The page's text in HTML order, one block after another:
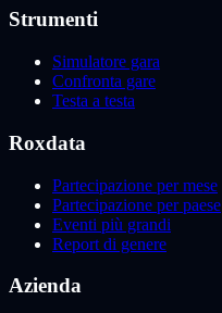
Strumenti
Simulatore gara
Confronta gare
Testa a testa
Roxdata
Partecipazione per mese
Partecipazione per paese
Eventi più grandi
Report di genere
Azienda